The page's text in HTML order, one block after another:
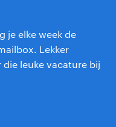
je elke week de
Lekker
leuke vacature bij